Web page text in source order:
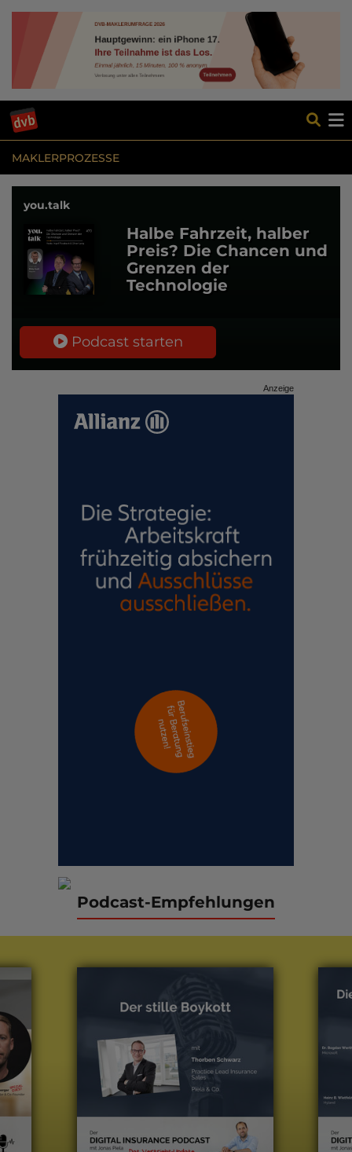
MAKLERPROZESSE
you.talk
Halbe Fahrzeit, halber
Preis? Die Chancen und
Grenzen der
Technologie
Podcast starten
Anzeige
Podcast-Empfehlungen